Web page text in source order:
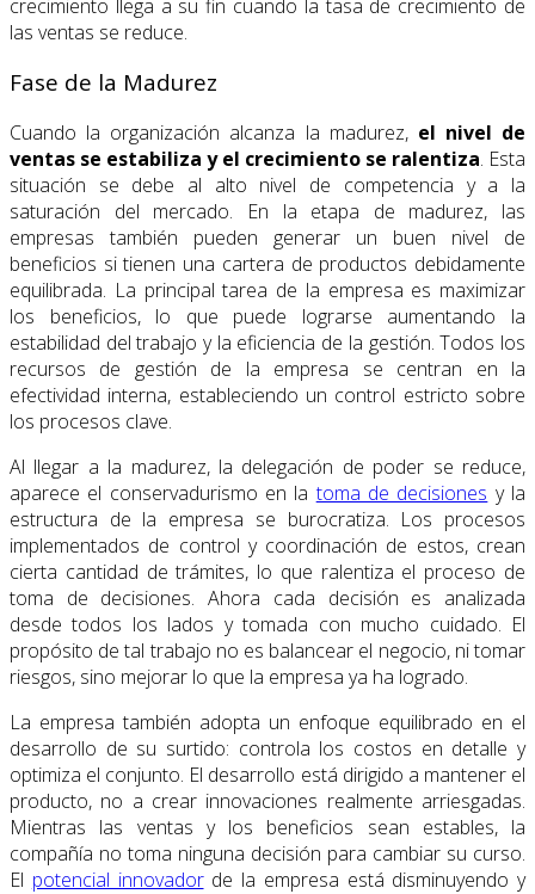
crecimiento llega a su fin cuando la tasa de crecimiento de
las ventas se reduce.
Fase de la Madurez
Cuando la organización alcanza la madurez, el nivel de
ventas se estabiliza y el crecimiento se ralentiza. Esta
situación se debe al alto nivel de competencia y a la
saturación del mercado. En la etapa de madurez, las
empresas también pueden generar un buen nivel de
beneficios si tienen una cartera de productos debidamente
equilibrada. La principal tarea de la empresa es maximizar
los beneficios, lo que puede lograrse aumentando la
estabilidad del trabajo y la eficiencia de la gestión. Todos los
recursos de gestión de la empresa se centran en la
efectividad interna, estableciendo un control estricto sobre
los procesos clave.
Al llegar a la madurez, la delegación de poder se reduce,
aparece el conservadurismo en latoma de decisiones y la
estructura de la empresa se burocratiza. Los procesos
implementados de control y coordinación de estos, crean
cierta cantidad de trámites, lo que ralentiza el proceso de
toma de decisiones. Ahora cada decisión es analizada
desde todos los lados y tomada con mucho cuidado. El
propósito de tal trabajo no es balancear el negocio, ni tomar
riesgos, sino mejorar lo que la empresa ya ha logrado.
La empresa también adopta un enfoque equilibrado en el
desarrollo de su surtido: controla los costos en detalle y
optimiza el conjunto. El desarrollo está dirigido a mantener el
producto, no a crear innovaciones realmente arriesgadas.
Mientras las ventas y los beneficios sean estables, la
compañía no toma ninguna decisión para cambiar su curso.
El potencial innovadorde la empresa está disminuyendo y